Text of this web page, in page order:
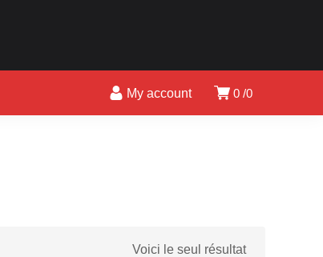
0 0
My account
Voici le seul résultat